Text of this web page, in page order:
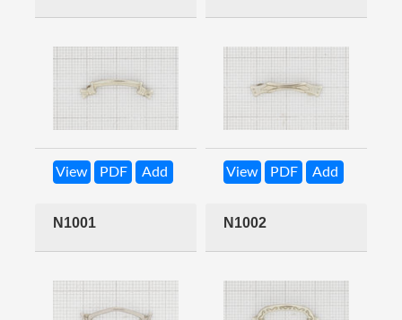
View PDF Add View PDF Add
N1001 N1002